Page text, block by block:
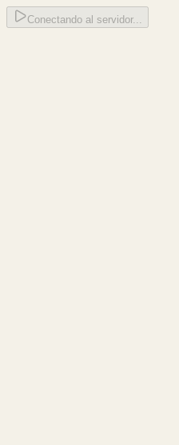
Conectando al servidor...